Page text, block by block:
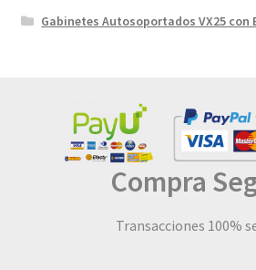
Gabinetes Autosoportados VX25 con
Compra
Transacciones 100%